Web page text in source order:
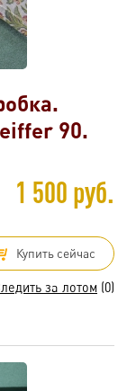
90.
1 500 руб.
Купить сейчас
за лотом (0)